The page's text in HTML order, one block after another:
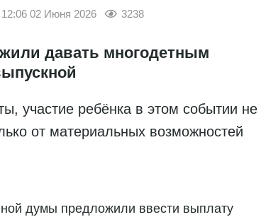
12:06 02 Июня 2026 3238
давать многодетным
участие ребёнка в этом событии не
от материальных возможностей
думы предложили ввести выплату